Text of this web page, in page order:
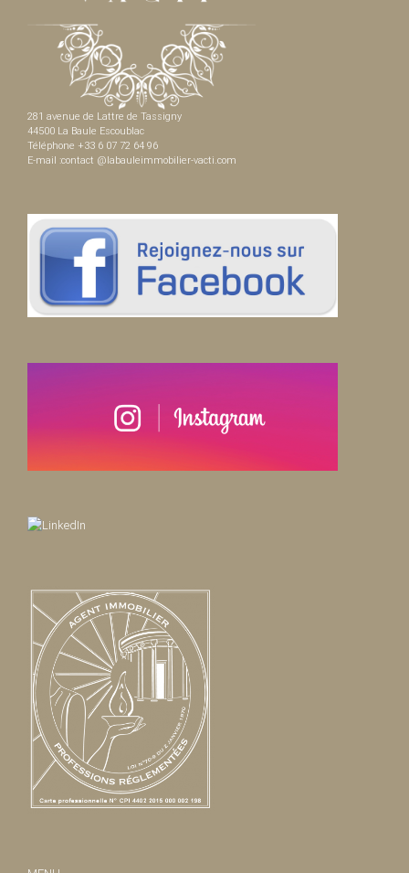
281 avenue de Lattre de Tassigny
44500 La Baule Escoublac
Téléphone +33 6 07 72 64 96
E-mail :contact @labauleimmobilier-vacti.com